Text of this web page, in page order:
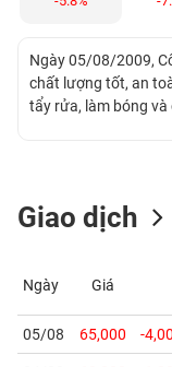
Ngày 05/08/2009,
chất lượng tốt, an
tẩy rửa, làm bóng và
Giao dịch
Ngày Giá
05/08 65,000 -
GIỚI
CÁ
NHÂN